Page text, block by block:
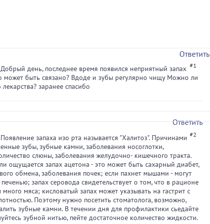
Ответить
#1
Добрый день, последнее время появился неприятный запах
может быть связано? Вдоде и зубы регулярно чищу Можно ли
заранее спасибо
Ответить
#2
Появление запаха изо рта называется "Халитоз". Причинами
зубы, зубные камни, заболевания носоглотки,
слюны, заболевания желудочно- кишечного тракта.
ощущается запах ацетона - это может быть сахарный диабет,
обмена, заболевания почек; если пахнет мышами - могут
запах серовода свидетельствует о том, что в рационе
мяса; кисловатый запах может указывать на гастрит с
Поэтому нужно посетить стоматолога, возможно,
зубные камни. В течении дня для профилактики сьедайте
зубной нитью, пейте достаточное количество жидкости.